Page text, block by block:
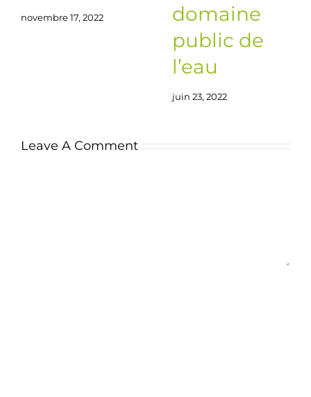
novembre 17, 2022
domaine
public de
l’eau
juin 23, 2022
Leave A Comment